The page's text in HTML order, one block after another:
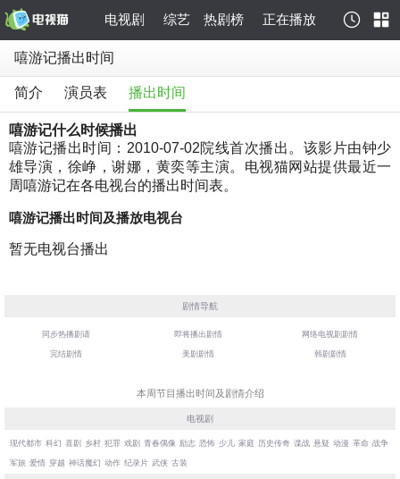
电视剧 综艺 热剧榜 正在播放
嘻游记播出时间
简介 演员表 播出时间
嘻游记什么时候播出
嘻游记播出时间：2010-07-02院线首次播出。该影片由钟少
雄导演，徐峥，谢娜，黄奕等主演。电视猫网站提供最近一
周嘻游记在各电视台的播出时间表。
嘻游记播出时间及播放电视台
暂无电视台播出
剧情导航
同步热播剧请 即将播出剧情 网络电视剧剧情
完结剧情 美剧剧情 韩剧剧情
本周节目播出时间及剧情介绍
电视剧
现代都市 科幻 喜剧 乡村 犯罪 戏剧 青春偶像 励志 恐怖 少儿 家庭 历史传奇 谍战 悬疑 动漫 革命 战争
军旅 爱情 穿越 神话魔幻 动作 纪录片 武侠 古装